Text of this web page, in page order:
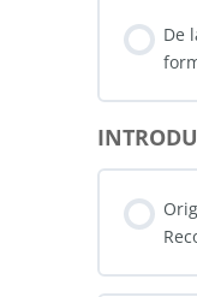
De